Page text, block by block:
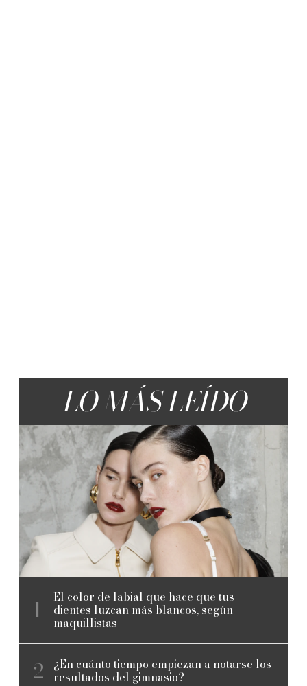
LO MÁS LEÍDO
El color de labial que hace que tus
dientes luzcan más blancos, según
maquillistas
¿En cuánto tiempo empiezan a notarse los
resultados del gimnasio?